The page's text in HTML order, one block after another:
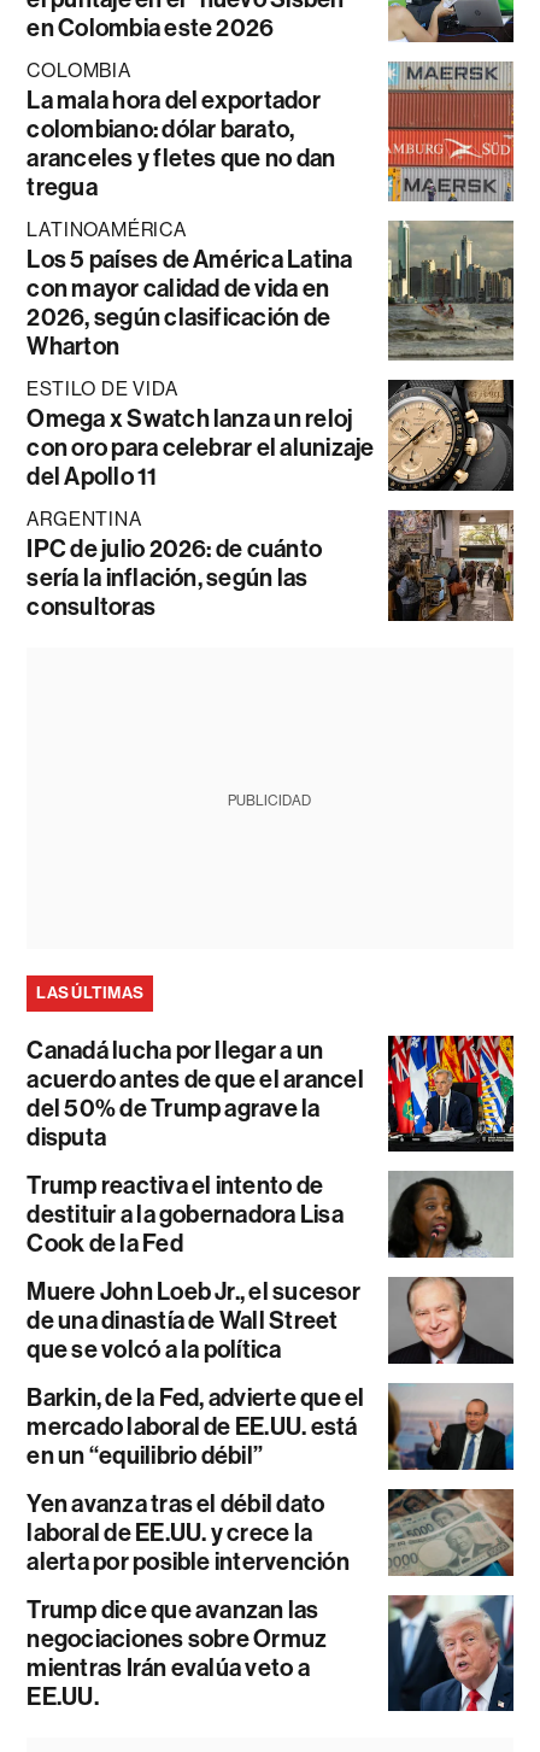
en Colombia este 2026
COLOMBIA
La mala hora del exportador
colombiano: dólar barato,
aranceles y fletes que no dan
tregua
LATINOAMÉRICA
Los 5 países de América Latina
con mayor calidad de vida en
2026, según clasificación de
Wharton
ESTILO DE VIDA
Omega x Swatch lanza un reloj
con oro para celebrar el alunizaje
del Apollo 11
ARGENTINA
IPC de julio 2026: de cuánto
sería la inflación, según las
consultoras
PUBLICIDAD
LAS ÚLTIMAS
Canadá lucha por llegar a un
acuerdo antes de que el arancel
del 50% de Trump agrave la
disputa
Trump reactiva el intento de
destituir a la gobernadora Lisa
Cook de la Fed
Muere John Loeb Jr., el sucesor
de una dinastía de Wall Street
que se volcó a la política
Barkin, de la Fed, advierte que el
mercado laboral de EE.UU. está
en un “equilibrio débil”
Yen avanza tras el débil dato
laboral de EE.UU. y crece la
alerta por posible intervención
Trump dice que avanzan las
negociaciones sobre Ormuz
mientras Irán evalúa veto a
EE.UU.